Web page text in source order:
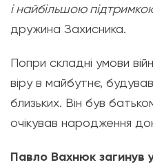
і найбільшою
дружина Захисника.
Попри складні умови
віру в майбутнє,
близьких. Він був
очікував народження
Павло Вахнюк загинув